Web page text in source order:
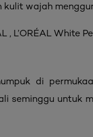
wajah
, L’ORÉAL
di
seminggu untuk